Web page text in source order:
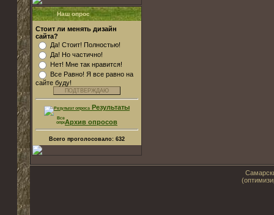
Наш опрос
Стоит ли менять дизайн
сайта?
Да! Стоит! Полностью!
Да! Но частично!
Нет! Мне так нравится!
Все Равно! Я все равно на
сайте буду!
Результаты
Архив опросов
Всего проголосовало: 632